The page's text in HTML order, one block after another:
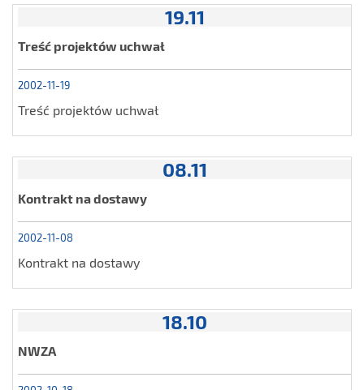
19.11
Treść projektów uchwał
2002-11-19
Treść projektów uchwał
08.11
Kontrakt na dostawy
2002-11-08
Kontrakt na dostawy
18.10
NWZA